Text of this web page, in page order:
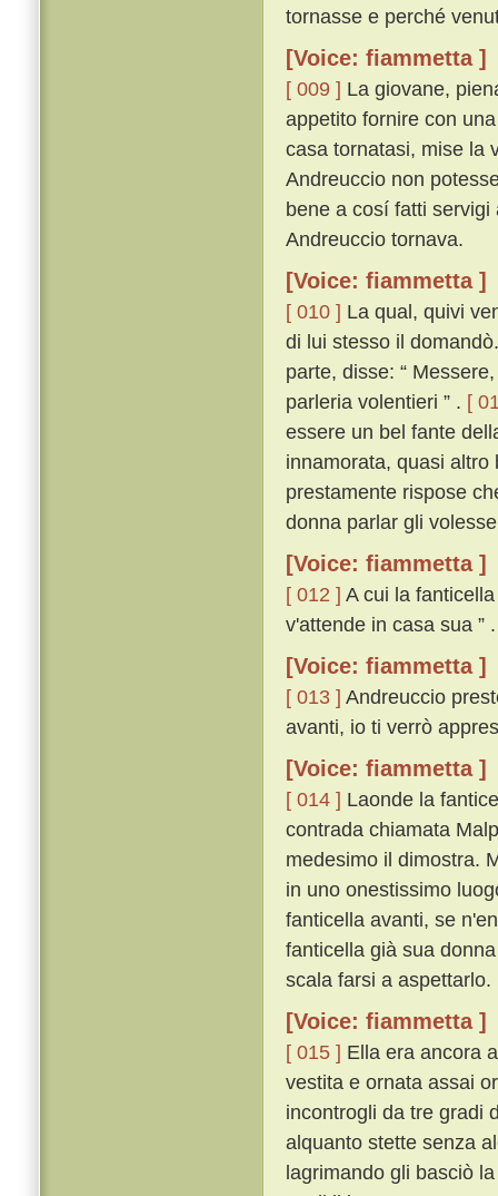
tornasse e perché
[Voice: fiammetta ]
[ 009 ] La giovane,
appetito fornire con
casa tornatasi, mise la
Andreuccio non
bene a cosí fatti
Andreuccio tornava.
[Voice: fiammetta ]
[ 010 ] La qual, quivi
di lui stesso il
parte, disse: “
parleria volentieri ” . [
essere un bel fante
innamorata, quasi
prestamente rispose
donna parlar gli
[Voice: fiammetta ]
[ 012 ] A cui la
v'attende in casa sua ” .
[Voice: fiammetta ]
[ 013 ] Andreuccio
avanti, io ti verrò
[Voice: fiammetta ]
[ 014 ] Laonde la
contrada chiamata
medesimo il dimostra.
in uno onestissimo
fanticella avanti, se
fanticella già sua
scala farsi a aspettarlo.
[Voice: fiammetta ]
[ 015 ] Ella era ancora
vestita e ornata assai
incontrogli da tre gradi
alquanto stette senza
lagrimando gli basciò